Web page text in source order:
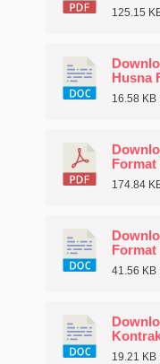
125.15
Husna
16.58 KB
Format
174.84
41.56 KB
19.21 KB